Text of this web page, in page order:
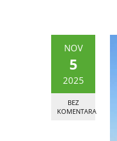
NOV
5
2025
BEZ
KOMENTARA